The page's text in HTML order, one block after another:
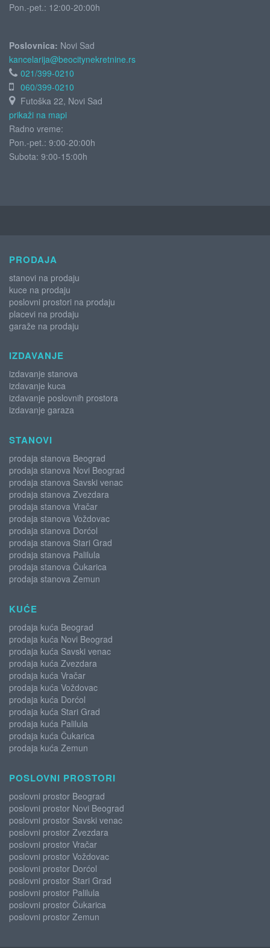
Pon.-pet.: 12:00-20:00h
Poslovnica: Novi Sad
kancelarija@beocitynekretnine.rs
021/399-0210
060/399-0210
Futoška 22, Novi Sad
prikaži na mapi
Radno vreme:
Pon.-pet.: 9:00-20:00h
Subota: 9:00-15:00h
PRODAJA
stanovi na prodaju
kuce na prodaju
poslovni prostori na prodaju
placevi na prodaju
garaže na prodaju
IZDAVANJE
izdavanje stanova
izdavanje kuca
izdavanje poslovnih prostora
izdavanje garaza
STANOVI
prodaja stanova Beograd
prodaja stanova Novi Beograd
prodaja stanova Savski venac
prodaja stanova Zvezdara
prodaja stanova Vračar
prodaja stanova Voždovac
prodaja stanova Dorćol
prodaja stanova Stari Grad
prodaja stanova Palilula
prodaja stanova Čukarica
prodaja stanova Zemun
KUĆE
prodaja kuća Beograd
prodaja kuća Novi Beograd
prodaja kuća Savski venac
prodaja kuća Zvezdara
prodaja kuća Vračar
prodaja kuća Voždovac
prodaja kuća Dorćol
prodaja kuća Stari Grad
prodaja kuća Palilula
prodaja kuća Čukarica
prodaja kuća Zemun
POSLOVNI PROSTORI
poslovni prostor Beograd
poslovni prostor Novi Beograd
poslovni prostor Savski venac
poslovni prostor Zvezdara
poslovni prostor Vračar
poslovni prostor Voždovac
poslovni prostor Dorćol
poslovni prostor Stari Grad
poslovni prostor Palilula
poslovni prostor Čukarica
poslovni prostor Zemun